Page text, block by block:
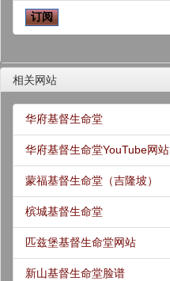
相关网站
华府基督生命堂
华府基督生命堂YouTube网站
蒙福基督生命堂（吉隆坡）
槟城基督生命堂
匹兹堡基督生命堂网站
新山基督生命堂脸谱